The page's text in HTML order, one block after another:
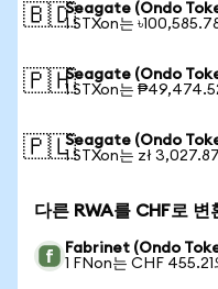
🇧🇩Seagate (Ondo
1 STXon는
🇵🇭Seagate (Ondo
1 STXon는
🇵🇱Seagate (Ondo
1 STXon는 zł
다른 RWA를 CHF로 변
Fabrinet (Ondo
1 FNon는 CHF 455.21